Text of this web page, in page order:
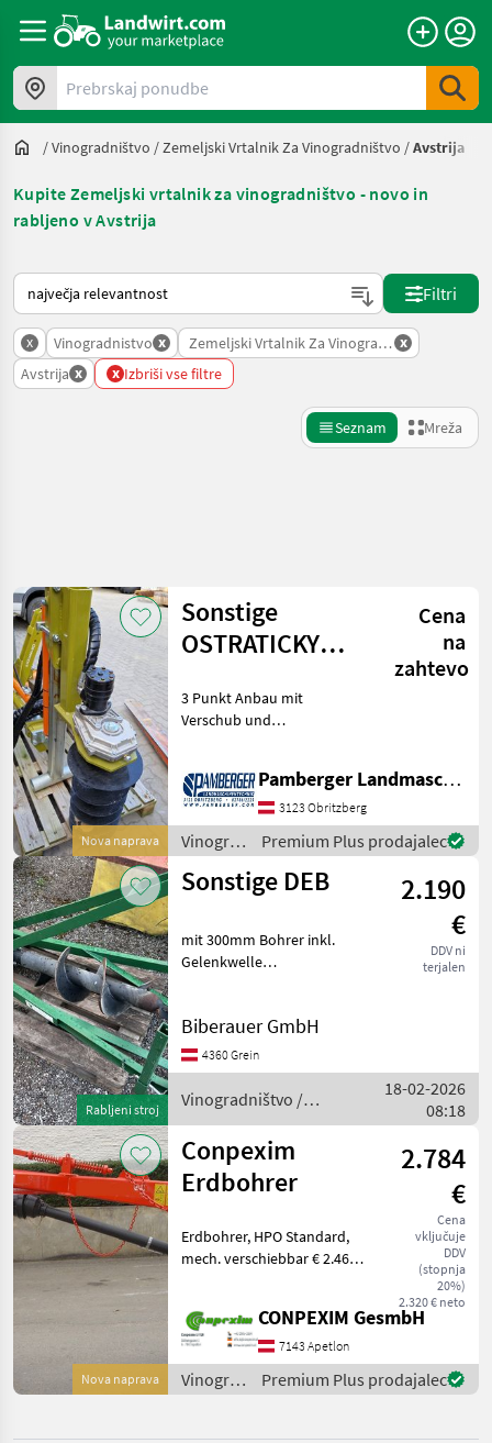
Prebrskaj ponudbe
/Vinogradništvo /Zemeljski Vrtalnik Za Vinogradništvo /Avstrija
Kupite Zemeljski vrtalnik za vinogradništvo - novo in
rabljeno v Avstrija
Tako je razvrščeno na Landwirt.com
Filtri
x Vinogradnistvo x Zemeljski Vrtalnik Za Vinogradnistvo
x
Avstrija x x Izbriši vse filtre
Seznam Mreža
Kategorija 3 Država 1
TRENUTNA
POT
Kmetijska
tehnika
Vinogradnistvo
Zemeljski
Vrtalnik Za
Vinogradnistvo
IZBERITE
KATEGORIJO
Sonstige
2
Conpexim
1
MARKETPLACE
Marketplace
Ponudbe
trgovcev
Mali
oglasi
Ponastavi
rezultatov
Nova naprava
Sonstige
OSTRATICKY
NEU
Cena
na
zahtevo
3 Punkt Anbau mit
Verschub und
vorbehalten.
Vinogradništvo Zemeljski
vrtalnik za vinogradništvo
Pamberger Landmaschinentechnik GmbH
3123 Obritzberg
Vinogradništvo
/
Sonstige
Premium Plus prodajalec
Rabljeni stroj
Sonstige DEB
2.190
€
DDV ni
terjalen
mit 300mm Bohrer inkl.
Gelenkwelle
Biberauer GmbH
4360 Grein
Vinogradništvo /
Sonstige
18-02-2026
08:18
Nova naprava
Conpexim
Erdbohrer
2.784
€
Cena
vključuje
DDV
(stopnja
20%)
2.320 € neto
Erdbohrer, HPO Standard,
mech. verschiebbar € 2.460
HPOIH mit Vor-CONPEXIM GesmbH
7143 Apetlon
Vinogradništvo
/
Premium Plus prodajalec